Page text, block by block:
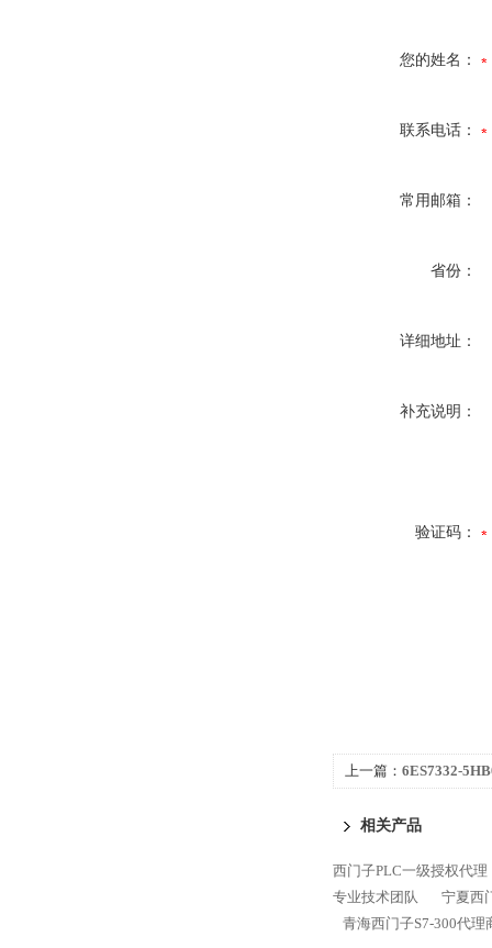
您的姓名：
联系电话：
常用邮箱：
省份：
详细地址：
补充说明：
验证码：
上一篇： 6ES7332-
相关产品
西门子PLC一级授权代理
专业技术团队
宁夏西
青海西门子S7-300代理